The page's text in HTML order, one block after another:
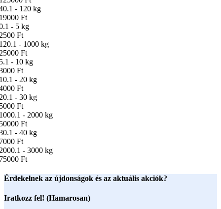
- 120 kg
Ft
- 5 kg
Ft
- 1000 kg
Ft
- 10 kg
Ft
- 20 kg
Ft
- 30 kg
Ft
- 2000 kg
Ft
- 40 kg
Ft
- 3000 kg
Ft
Érdekelnek az újdonságok és az aktuális akciók?
Iratkozz fel! (Hamarosan)